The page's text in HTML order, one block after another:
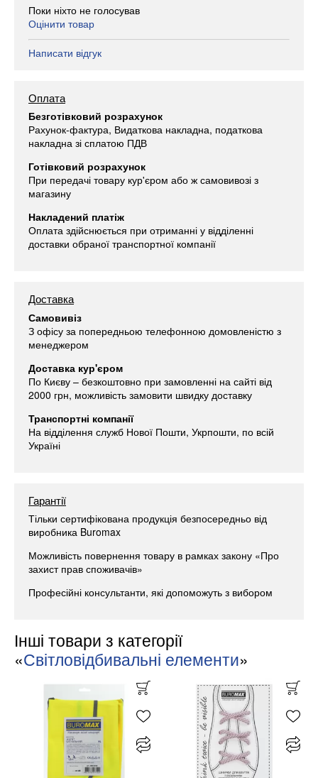
Поки ніхто не голосував
Оцінити товар
Написати відгук
Оплата
Безготівковий розрахунок
Рахунок-фактура, Видаткова накладна, податкова
накладна зі сплатою ПДВ
Готівковий розрахунок
При передачі товару кур'єром або ж самовивозі з
магазину
Накладений платіж
Оплата здійснюється при отриманні у відділенні
доставки обраної транспортної компанії
Доставка
Самовивіз
З офісу за попередньою телефонною домовленістю з
менеджером
Доставка кур'єром
По Києву – безкоштовно при замовленні на сайті від
2000 грн, можливість замовити швидку доставку
Транспортні компанії
На відділення служб Нової Пошти, Укрпошти, по всій
Україні
Гарантії
Тільки сертифікована продукція безпосередньо від
виробника Buromax
Можливість повернення товару в рамках закону «Про
захист прав споживачів»
Професійні консультанти, які допоможуть з вибором
Інші товари з категорії
«Світловідбивальні елементи»